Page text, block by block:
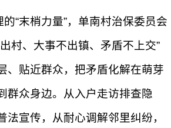
“末梢力量”，单南村治保委员会
村、大事不出镇、矛盾不上交”
、贴近群众，把矛盾化解在萌芽
群众身边。从入户走访排查隐
法宣传，从耐心调解邻里纠纷，